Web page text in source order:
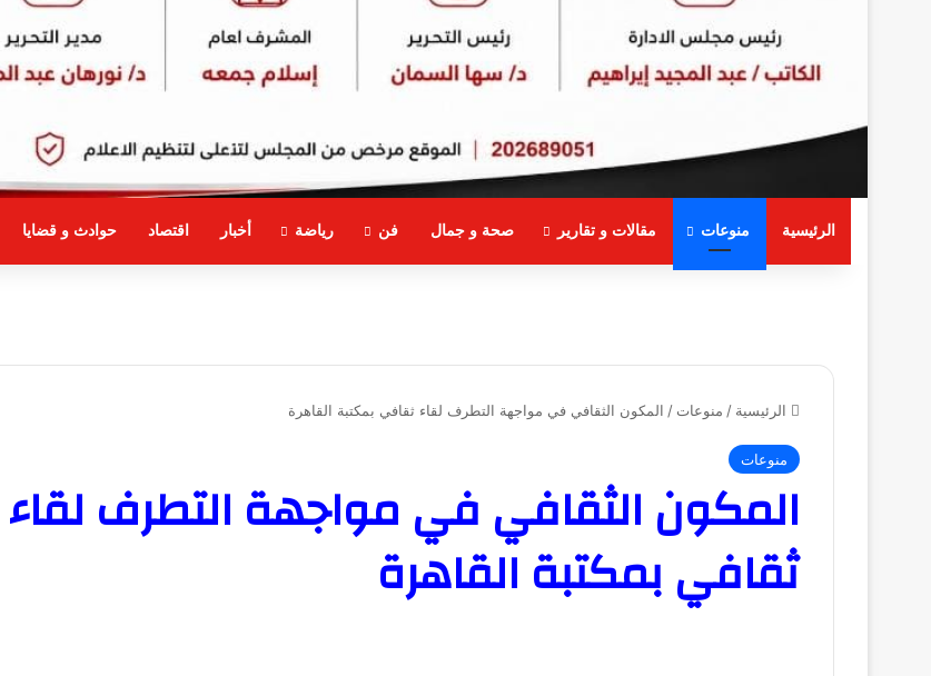
الرئيسية منوعات مقالات و تقارير صحة و جمال فن رياضة أخبار اقتصاد حوادث و قضايا
الرئيسية / منوعات / المكون الثقافي في مواجهة التطرف لقاء ثقافي بمكتبة القاهرة
منوعات
المكون الثقافي في مواجهة التطرف لقاء
ثقافي بمكتبة القاهرة